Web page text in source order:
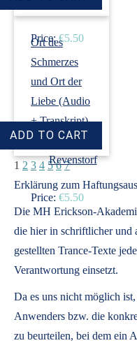
Price: €5.50
Ort des
Schmerzes
und Ort der
Liebe (Audio
+ Transkript)
›Dirk
Revenstorf
Price: €5.50
1 2 3 4 5 6 7
Erklärung zum
Die MH Erickson-
die hier in schriftlicher und
gestellten Trance-Texte
Verantwortung einsetzt.
Da es uns nicht möglich
Anwenders bzw. die
zu beurteilen, bei dem ein